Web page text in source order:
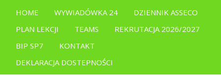
HOME WYWIADÓWKA 24
DZIENNIK ASSECO
PLAN LEKCJI
TEAMS
REKRUTACJA 2026/2027
BIP SP7
KONTAKT
DEKLARACJA DOSTEPNOŚCI